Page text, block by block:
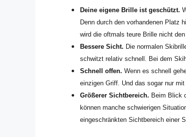
Deine eigene Brille ist geschützt.
Denn durch den vorhandenen Platz
wird die oftmals teure Brille nicht
Bessere Sicht. Die normalen
schwitzt relativ schnell. Bei dem
Schnell offen. Wenn es schnell
einzigen Griff. Und das sogar nur mit
Größerer Sichtbereich. Beim Blick
können manche schwierigen
eingeschränkten Sichtbereich einer